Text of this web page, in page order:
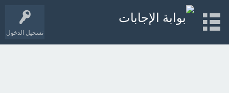
تسجيل الدخول